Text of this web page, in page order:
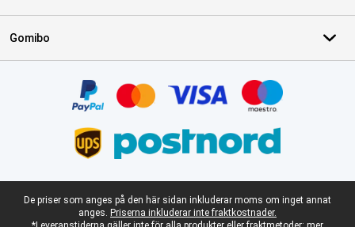
Gomibo
Juridisk fotnot
De priser som anges på den här sidan inkluderar moms om inget annat
anges. Priserna inkluderar inte fraktkostnader.